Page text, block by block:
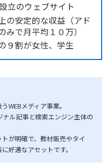
立のウェブサイト
の安定的な収益（アド
みで月平均１０万）
９割が女性、学生
WEBメディア事業。
ル記事と検索エンジン主体の
が明確で、教材販売やタイ
好適なアセットです。